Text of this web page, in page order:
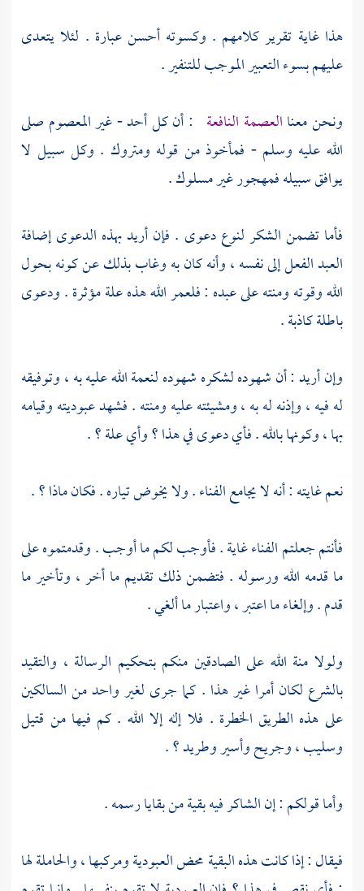
هذا غاية تقرير كلامهم . وكسوته أحسن عبارة . لئلا يتعدى
عليهم بسوء التعبير الموجب للتنفير .
ونحن معناالعصمة النافعة : أن كل أحد - غير المعصوم صلى
الله عليه وسلم - فمأخوذ من قوله ومتروك . وكل سبيل لا
يوافق سبيله فمهجور غير مسلوك .
فأما تضمن الشكر لنوع دعوى . فإن أريد بهذه الدعوى إضافة
العبد الفعل إلى نفسه ، وأنه كان به وغاب بذلك عن كونه بحول
الله وقوته ومنته على عبده : فلعمر الله هذه علة مؤثرة . ودعوى
باطلة كاذبة .
وإن أريد : أن شهوده لشكره شهوده لنعمة الله عليه به ، وتوفيقه
له فيه ، وإذنه له به ، ومشيئته عليه ومنته . فشهد عبوديته وقيامه
بها ، وكونها بالله . فأي دعوى في هذا ؟ وأي علة ؟ .
نعم غايته : أنه لا يجامع الفناء . ولا يخوض تياره . فكان ماذا ؟ .
فأنتم جعلتم الفناء غاية . فأوجب لكم ما أوجب . وقدمتموه على
ما قدمه الله ورسوله . فتضمن ذلك تقديم ما أخر ، وتأخير ما
قدم . وإلغاء ما اعتبر ، واعتبار ما ألغي .
ولولا منة الله على الصادقين منكم بتحكيم الرسالة ، والتقيد
بالشرع لكان أمرا غير هذا . كما جرى لغير واحد من السالكين
على هذه الطريق الخطرة . فلا إله إلا الله . كم فيها من قتيل
وسليب ، وجريح وأسير وطريد ؟ .
وأما قولكم : إن الشاكر فيه بقية من بقايا رسمه .
فيقال : إذا كانت هذه البقية محض العبودية ومركبها ، والحاملة لها